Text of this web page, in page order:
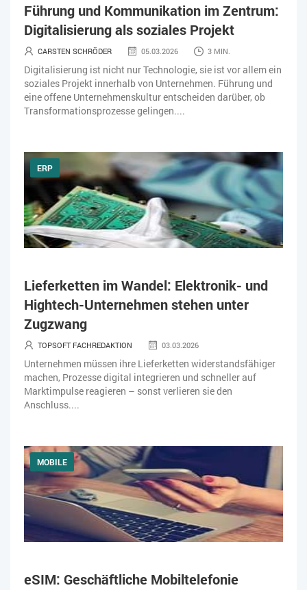
Führung und Kommunikation im Zentrum:
Digitalisierung als soziales Projekt
CARSTEN SCHRÖDER 05.03.2026 3 MIN.
Digitalisierung ist nicht nur Technologie, sie ist vor allem ein
soziales Projekt innerhalb von Unternehmen. Führung und
eine offene Unternehmenskultur entscheiden darüber, ob
Transformationsprozesse gelingen....
ERP
Lieferketten im Wandel: Elektronik- und
Hightech-Unternehmen stehen unter
Zugzwang
TOPSOFT FACHREDAKTION 03.03.2026
Unternehmen müssen ihre Lieferketten widerstandsfähiger
machen, Prozesse digital integrieren und schneller auf
Marktimpulse reagieren – sonst verlieren sie den
Anschluss....
MOBILE
eSIM: Geschäftliche Mobiltelefonie